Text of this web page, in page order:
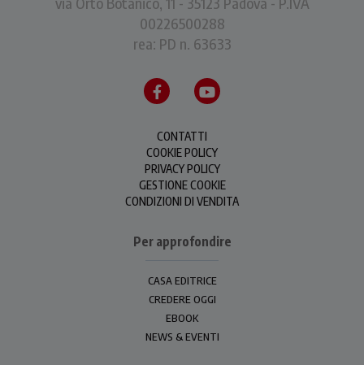
00226500288
rea: PD n. 63633
CONTATTI
COOKIE POLICY
PRIVACY POLICY
GESTIONE COOKIE
CONDIZIONI DI VENDITA
Per approfondire
CASA EDITRICE
CREDERE OGGI
EBOOK
NEWS & EVENTI